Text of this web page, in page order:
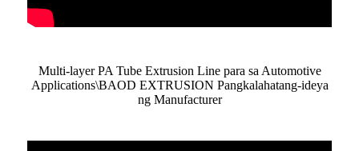
Multi-layer PA Tube Extrusion Line para sa Automotive
Applications\BAOD EXTRUSION Pangkalahatang-ideya
ng Manufacturer